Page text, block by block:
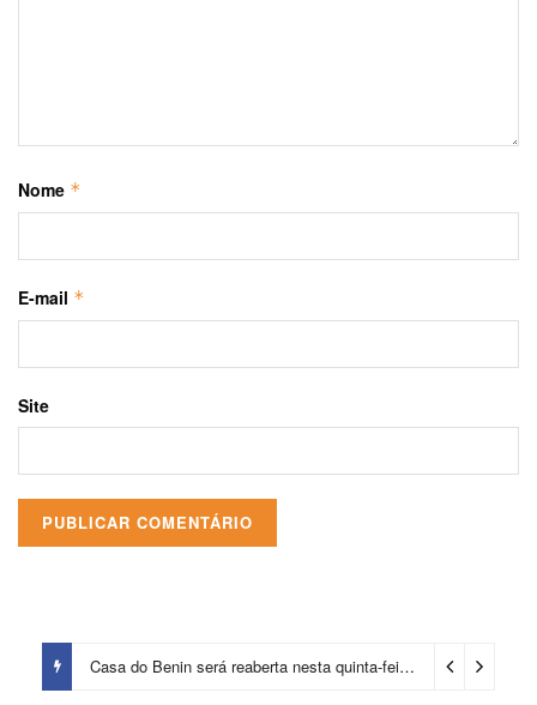
Nome *
E-mail *
Site
Casa do Benin será reaberta nesta quinta-feira (6) 14 horas ago